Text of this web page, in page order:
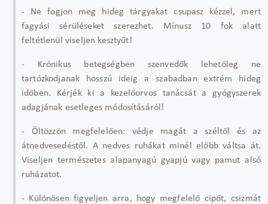
- Ne fogjon meg hideg tárgyakat csupasz kézzel, mert
fagyási sérüléseket szerezhet. Mínusz 10 fok alatt
feltétlenül viseljen kesztyűt!
- Krónikus betegségben szenvedők lehetőleg ne
tartózkodjanak hosszú ideig a szabadban extrém hideg
időben. Kérjék ki a kezel őorvos tanácsát a gyógyszerek
adagjának esetleges módosításáról!
- Öltözzön megfelel ően: védje magát a széltől és az
átnedvesedéstől. A nedves ruhákat minél előbb váltsa át.
Viseljen természetes alapanyagú gyapjú vagy pamut alsó
ruházatot.
- Különösen figyeljen arra, hogy megfelelő cipőt, csizmát